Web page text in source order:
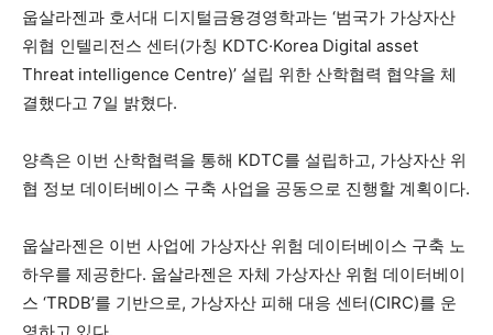
웁살라젠과 호서대 디지털금융경영학과는 ‘범국가 가상자산
위협 인텔리전스 센터(가칭 KDTC·Korea Digital asset
Threat intelligence Centre)’ 설립 위한 산학협력 협약을 체
결했다고 7일 밝혔다.
양측은 이번 산학협력을 통해 KDTC를 설립하고, 가상자산 위
협 정보 데이터베이스 구축 사업을 공동으로 진행할 계획이다.
웁살라젠은 이번 사업에 가상자산 위험 데이터베이스 구축 노
하우를 제공한다. 웁살라젠은 자체 가상자산 위험 데이터베이
스 ‘TRDB’를 기반으로, 가상자산 피해 대응 센터(CIRC)를 운